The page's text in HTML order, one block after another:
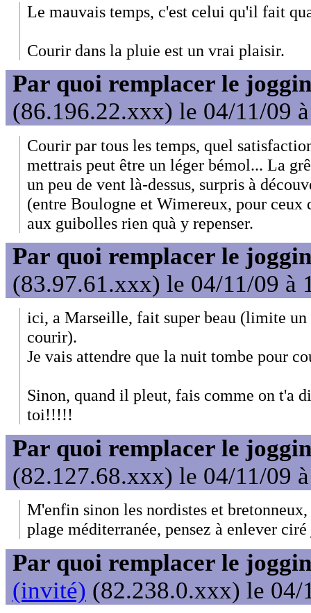
Le mauvais temps, c'est celui qu'il fait
Courir dans la pluie est un vrai plaisir.
Par quoi remplacer le
(86.196.22.xxx) le 04/11/09
Courir par tous les temps, quel
mettrais peut être un léger bémol... La
un peu de vent là-dessus, surpris à
(entre Boulogne et Wimereux, pour ceux
aux guibolles rien quà y repenser.
Par quoi remplacer le
(83.97.61.xxx) le 04/11/09 à
ici, a Marseille, fait super beau (limite un
courir).
Je vais attendre que la nuit tombe pour
Sinon, quand il pleut, fais comme on t'a
toi!!!!!
Par quoi remplacer le
(82.127.68.xxx) le 04/11/09
M'enfin sinon les nordistes et
plage méditerranée, pensez à enlever
Par quoi remplacer le
(invité) (82.238.0.xxx) le 04/